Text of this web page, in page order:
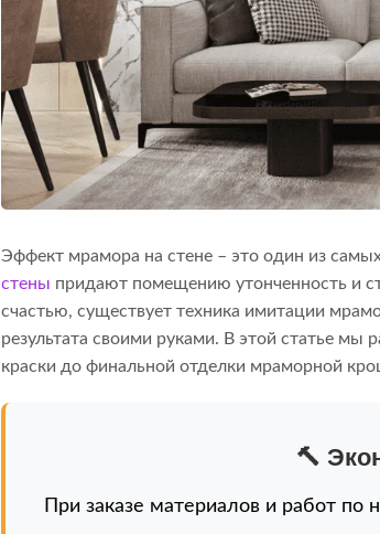
Эффект мрамора на стене – это один из
стены придают помещению утонченность и
счастью, существует техника имитации
результата своими руками. В этой статье мы
краски до финальной отделки мраморной
🔨
При заказе материалов и работ